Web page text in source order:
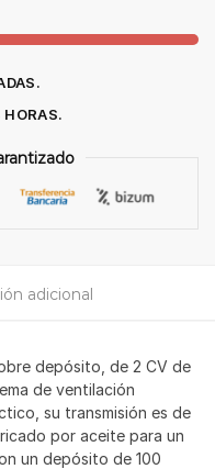
HORAS.
adicional
depósito, de 2 CV de
de ventilación
su transmisión es de
por aceite para un
un depósito de 100